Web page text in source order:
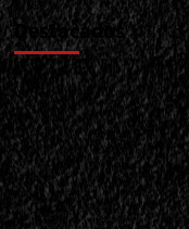
Destacados